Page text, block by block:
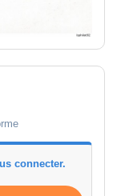
connecter.